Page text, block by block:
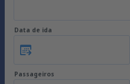
Data de ida
Passageiros